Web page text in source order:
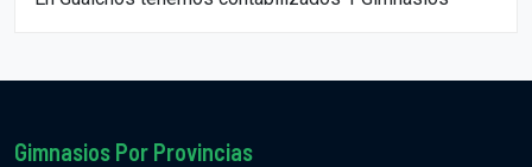
Gimnasios Por Provincias